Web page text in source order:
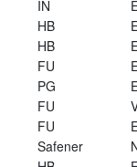
IN
HB
HB
FU
PG
FU
FU
Safener